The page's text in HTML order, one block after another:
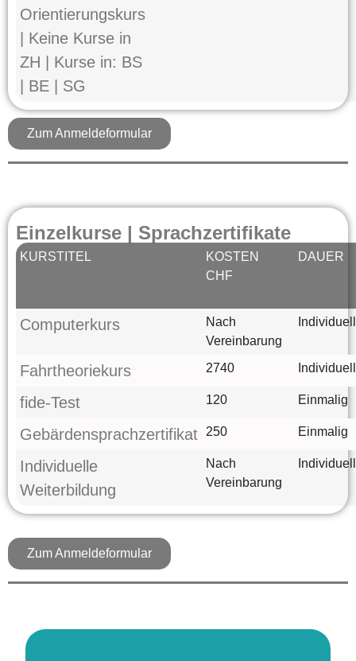
Orientierungskurs
| Keine Kurse in
ZH | Kurse in: BS
| BE | SG
Zum Anmeldeformular
Einzelkurse | Sprachzertifikate
KURSTITEL
KOSTEN
CHF
DAUER
Computerkurs
Nach
Vereinbarung
Individuell
Fahrtheoriekurs 2740 Individuell
fide-Test 120 Einmalig
Gebärdensprachzertifikat 250 Einmalig
Individuelle
Weiterbildung
Nach
Vereinbarung
Individuell
Zum Anmeldeformular